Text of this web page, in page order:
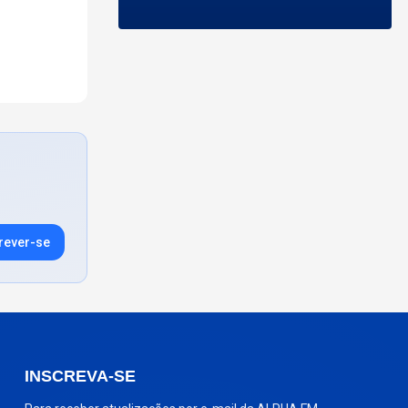
se
INSCREVA-SE